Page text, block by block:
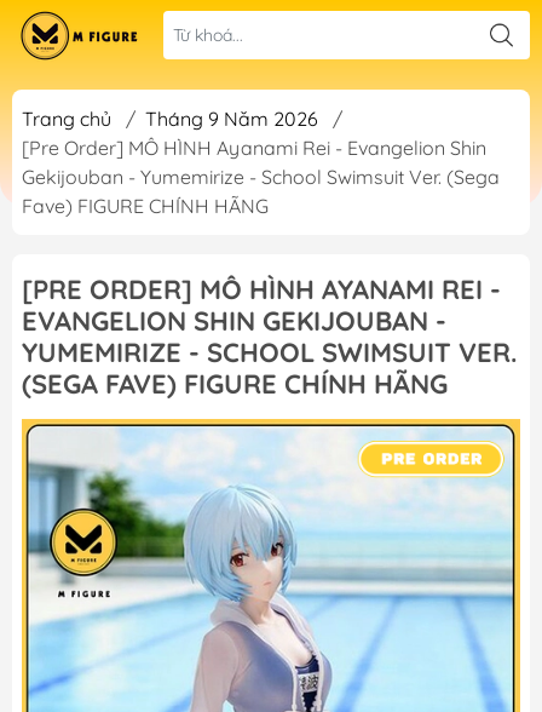
Trang chủ / Tháng 9 Năm 2026
/
[Pre Order] MÔ HÌNH Ayanami Rei - Evangelion Shin
Gekijouban - Yumemirize - School Swimsuit Ver. (Sega
Fave) FIGURE CHÍNH HÃNG
[PRE ORDER] MÔ HÌNH AYANAMI REI -
EVANGELION SHIN GEKIJOUBAN -
YUMEMIRIZE - SCHOOL SWIMSUIT VER.
(SEGA FAVE) FIGURE CHÍNH HÃNG